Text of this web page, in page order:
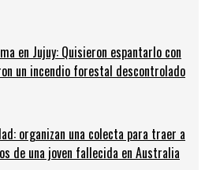
en Jujuy: Quisieron espantarlo con
un incendio forestal descontrolado
organizan una colecta para traer a
de una joven fallecida en Australia